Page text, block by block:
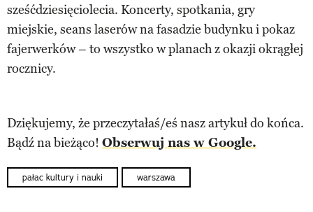
sześćdziesięciolecia. Koncerty, spotkania, gry
miejskie, seans laserów na fasadzie budynku i pokaz
fajerwerków – to wszystko w planach z okazji okrągłej
rocznicy.
Dziękujemy, że przeczytałaś/eś nasz artykuł do końca.
Bądź na bieżąco! Obserwuj nas w Google.
pałac kultury i nauki warszawa